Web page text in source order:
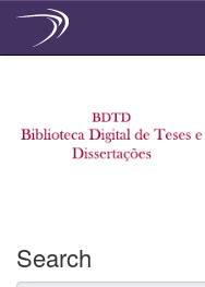
Search